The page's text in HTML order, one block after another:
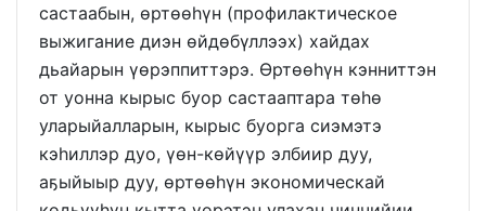
састаабын, өртөөһүн (профилактическое
выжигание диэн өйдөбүллээх) хайдах
дьайарын үөрэппиттэрэ. Өртөөһүн кэнниттэн
от уонна кырыс буор састааптара төһө
уларыйалларын, кырыс буорга сиэмэтэ
кэһиллэр дуо, үөн-көйүүр элбиир дуу,
аҕыйыыр дуу, өртөөһүн экономическай